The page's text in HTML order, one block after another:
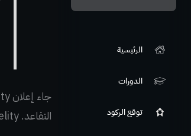
الرئيسية
الدورات
توقع الركود
التقاعد. Fidelityهو واحد من أكبر مسؤولي خطة 401 (k).